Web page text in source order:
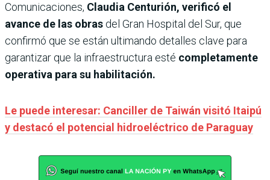
Comunicaciones, Claudia Centurión, verificó el
avance de las obras del Gran Hospital del Sur, que
confirmó que se están ultimando detalles clave para
garantizar que la infraestructura esté completamente
operativa para su habilitación.
Le puede interesar: Canciller de Taiwán visitó Itaipú
y destacó el potencial hidroeléctrico de Paraguay